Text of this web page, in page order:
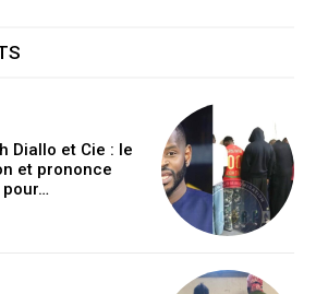
Diallo et Cie : le
et prononce